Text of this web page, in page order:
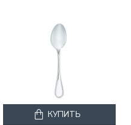
КУПИТЬ